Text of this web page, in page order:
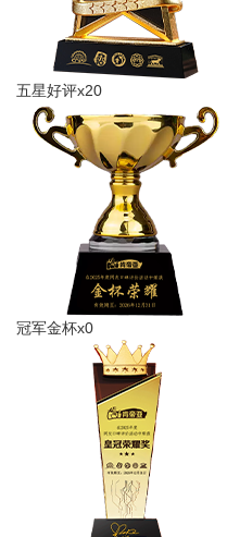
五星好评x20
冠军金杯x0